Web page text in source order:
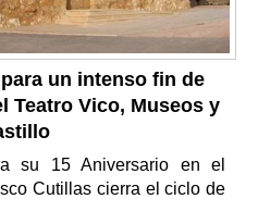
un intenso fin de
Teatro Vico, Museos y
su 15 Aniversario en el
Cutillas cierra el ciclo de